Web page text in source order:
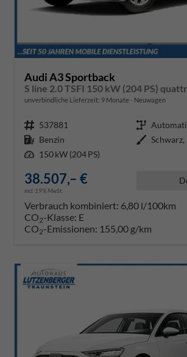
Audi A3 Sportback
unverbindliche Lieferzeit: 9 Monate Neuwagen
Fahrzeugnr. 537881 Getriebe
Kraftstoff Benzin Außenfarbe
Leistung 150 kW (204 PS)
38.507,– €
incl. 19% MwSt.
Verbrauch kombiniert: 6,80 l/100km
CO2-Klasse: E
CO2-Emissionen: 155,00 g/km